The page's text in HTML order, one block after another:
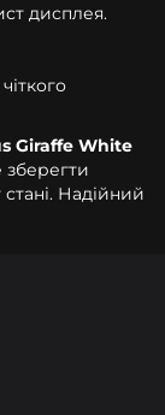
дисплея.
Giraffe White
зберегти
Надійний